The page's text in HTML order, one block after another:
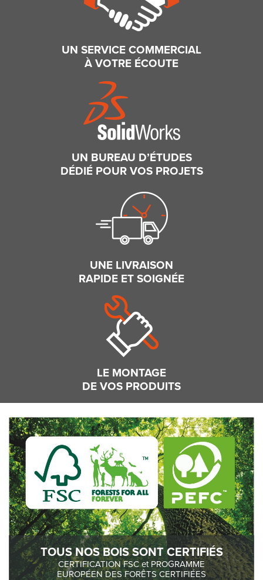
UN SERVICE COMMERCIAL
À VOTRE ÉCOUTE
UN BUREAU D’ÉTUDES
DÉDIÉ POUR VOS PROJETS
UNE LIVRAISON
RAPIDE ET SOIGNÉE
LE MONTAGE
DE VOS PRODUITS
TOUS NOS BOIS SONT CERTIFIÉS
CERTIFICATION FSC et PROGRAMME
EUROPÉEN DES FORÊTS CERTIFIÉES